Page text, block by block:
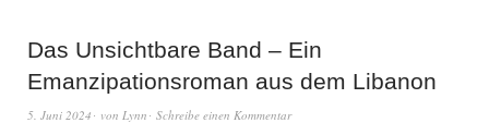
Das Unsichtbare Band – Ein
Emanzipationsroman aus dem Libanon
5. Juni 2024 von Lynn Schreibe einen Kommentar